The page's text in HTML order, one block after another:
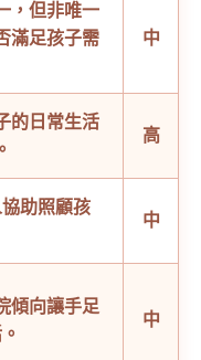
，但非唯一
滿足孩子需
中
的日常生活
高
助照顧孩
中
傾向讓手足
中